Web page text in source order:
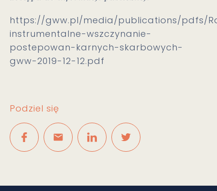
https://gww.pl/media/publications/pdfs/
instrumentalne-wszczynanie-
postepowan-karnych-skarbowych-
gww-2019-12-12.pdf
Podziel się